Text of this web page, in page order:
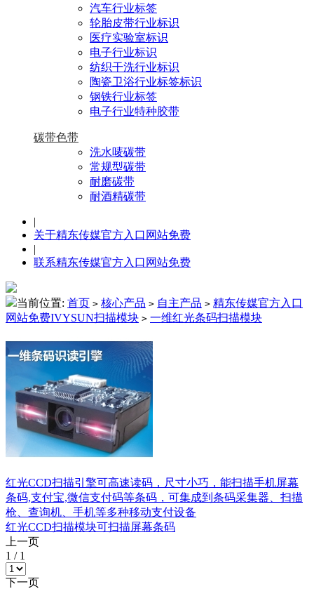
汽车行业标签
轮胎皮带行业标识
医疗实验室标识
电子行业标识
纺织干洗行业标识
陶瓷卫浴行业标签标识
钢铁行业标签
电子行业特种胶带
碳带色带
洗水唛碳带
常规型碳带
耐磨碳带
耐酒精碳带
|
关于精东传媒官方入口网站免费
|
联系精东传媒官方入口网站免费
当前位置: 首页 > 核心产品 > 自主产品 > 精东传媒官方入口
网站免费IVYSUN扫描模块 > 一维红光条码扫描模块
红光CCD扫描引擎可高速读码，尺寸小巧，能扫描手机屏幕
条码,支付宝,微信支付码等条码，可集成到条码采集器、扫描
枪、查询机、手机等多种移动支付设备
红光CCD扫描模块可扫描屏幕条码
上一页
1 / 1
下一页